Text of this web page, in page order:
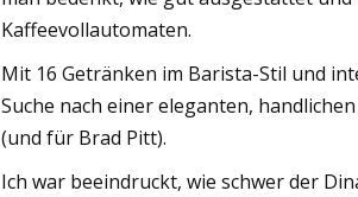
Kaffeevollautomaten.
Mit 16 Getränken im Barista-Stil und
Suche nach einer eleganten,
(und für Brad Pitt).
Ich war beeindruckt, wie schwer der